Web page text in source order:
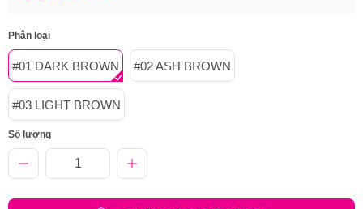
Phân loại
#01 DARK BROWN #02 ASH BROWN
#03 LIGHT BROWN
Số lượng